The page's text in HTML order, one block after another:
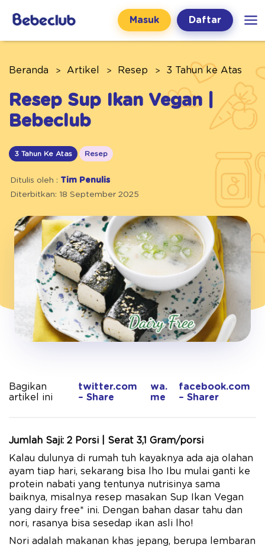
Masuk Daftar
Beranda Artikel Resep 3 Tahun ke Atas
Resep Sup Ikan Vegan |
Bebeclub
3 Tahun Ke Atas Resep
Ditulis oleh : Tim Penulis
Diterbitkan: 18 September 2025
Bagikan
artikel ini
twitter.com
– Share
wa.
me
facebook.com
– Sharer
Jumlah Saji: 2 Porsi | Serat 3,1 Gram/porsi
Kalau dulunya di rumah tuh kayaknya ada aja olahan
ayam tiap hari, sekarang bisa lho Ibu mulai ganti ke
protein nabati yang tentunya nutrisinya sama
baiknya, misalnya resep masakan Sup Ikan Vegan
yang dairy free* ini. Dengan bahan dasar tahu dan
nori, rasanya bisa sesedap ikan asli lho!
Nori adalah makanan khas jepang, berupa lembaran